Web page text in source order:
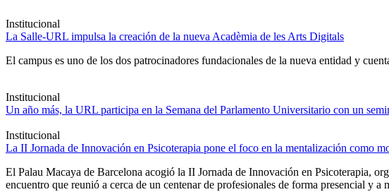
Institucional
La Salle-URL impulsa la creación de la nueva Acadèmia de les Arts Digitals
El campus es uno de los dos patrocinadores fundacionales de la nueva entidad y
Institucional
Un año más, la URL participa en la Semana del Parlamento Universitario con un
Institucional
La II Jornada de Innovación en Psicoterapia pone el foco en la mentalización como
El Palau Macaya de Barcelona acogió la II Jornada de Innovación en
encuentro que reunió a cerca de un centenar de profesionales de forma presencial y a